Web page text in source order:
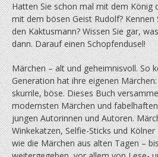
Hatten Sie schon mal mit dem König
mit dem bösen Geist Rudolf? Kennen
den Kaktusmann? Wissen Sie gar,
dann. Darauf einen Schopfendusel!
Märchen – alt und geheimnisvoll. So
Generation hat ihre eigenen
skurrile, böse. Dieses Buch
modernsten Märchen und
jungen Autorinnen und Autoren.
Winkekatzen, Selfie-Sticks und
wie die Märchen aus alten Tagen –